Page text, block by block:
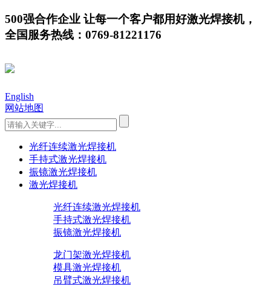
500强合作企业 让每一个客户都用好激光焊接机，
全国服务热线：0769-81221176
English
网站地图
光纤连续激光焊接机
手持式激光焊接机
振镜激光焊接机
激光焊接机
光纤连续激光焊接机
手持式激光焊接机
振镜激光焊接机
龙门架激光焊接机
模具激光焊接机
吊臂式激光焊接机